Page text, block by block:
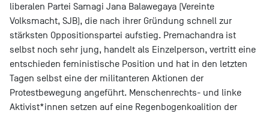
liberalen Partei Samagi Jana Balawegaya (Vereinte
Volksmacht, SJB), die nach ihrer Gründung schnell zur
stärksten Oppositionspartei aufstieg. Premachandra ist
selbst noch sehr jung, handelt als Einzelperson, vertritt eine
entschieden feministische Position und hat in den letzten
Tagen selbst eine der militanteren Aktionen der
Protestbewegung angeführt. Menschenrechts- und linke
Aktivist*innen setzen auf eine Regenbogenkoalition der